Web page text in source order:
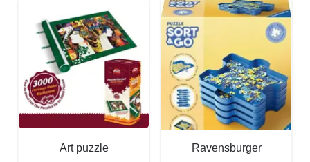
Art puzzle
Ravensburger